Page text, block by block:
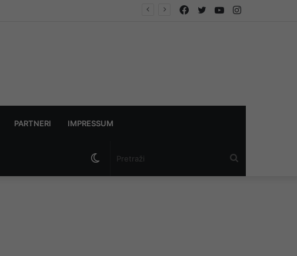
Instagram
YouTube
Twitter
Facebook
PARTNERI IMPRESSUM
Switch